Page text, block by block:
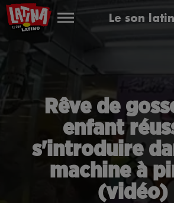
Le son
Rêve de
enfant
s'introduire
machine à
(vidéo)